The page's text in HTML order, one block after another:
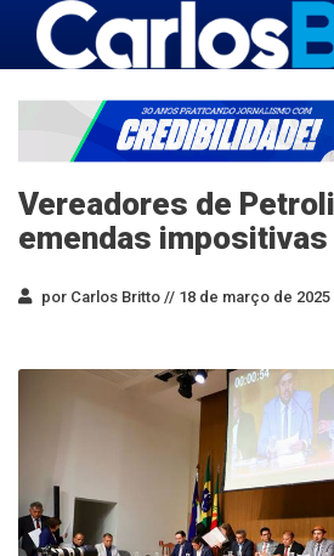
Vereadores de
emendas impositivas
por Carlos Britto // 18 de março de 2025